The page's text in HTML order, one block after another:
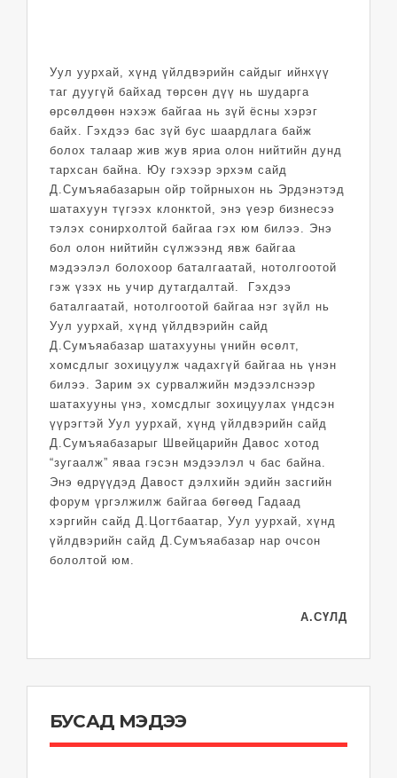
Уул уурхай, хүнд үйлдвэрийн сайдыг ийнхүү
таг дуугүй байхад төрсөн дүү нь шударга
өрсөлдөөн нэхэж байгаа нь зүй ёсны хэрэг
байх. Гэхдээ бас зүй бус шаардлага байж
болох талаар жив жув яриа олон нийтийн дунд
тархсан байна. Юу гэхээр эрхэм сайд
Д.Сумъяабазарын ойр тойрныхон нь Эрдэнэтэд
шатахуун түгээх клонктой, энэ үеэр бизнесээ
тэлэх сонирхолтой байгаа гэх юм билээ. Энэ
бол олон нийтийн сүлжээнд явж байгаа
мэдээлэл болохоор баталгаатай, нотолгоотой
гэж үзэх нь учир дутагдалтай. Гэхдээ
баталгаатай, нотолгоотой байгаа нэг зүйл нь
Уул уурхай, хүнд үйлдвэрийн сайд
Д.Сумъяабазар шатахууны үнийн өсөлт,
хомсдлыг зохицуулж чадахгүй байгаа нь үнэн
билээ. Зарим эх сурвалжийн мэдээлснээр
шатахууны үнэ, хомсдлыг зохицуулах үндсэн
үүрэгтэй Уул уурхай, хүнд үйлдвэрийн сайд
Д.Сумъяабазарыг Швейцарийн Давос хотод
“зугаалж” яваа гэсэн мэдээлэл ч бас байна.
Энэ өдрүүдэд Давост дэлхийн эдийн засгийн
форум үргэлжилж байгаа бөгөөд Гадаад
хэргийн сайд Д.Цогтбаатар, Уул уурхай, хүнд
үйлдвэрийн сайд Д.Сумъяабазар нар очсон
бололтой юм.
А.СҮЛД
БУСАД МЭДЭЭ